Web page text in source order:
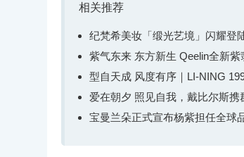
相关推荐
纪梵希美妆「缎光艺境」闪耀登
紫气东来 东方新生 Qeelin全新紫
型自天成 风度有序｜LI-NING
爱在朝夕 照见自我，戴比尔斯
宝曼兰朵正式宣布杨紫担任全球